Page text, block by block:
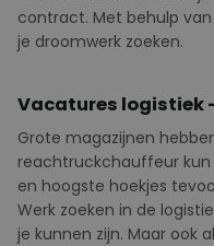
contract. Met behulp
je droomwerk zoeken.
Vacatures logistiek
Grote magazijnen
reachtruckchauffeur kun
en hoogste hoekjes
Werk zoeken in de
je kunnen zijn. Maar ook